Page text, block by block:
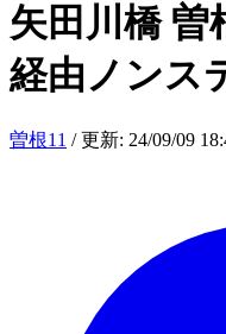
矢田川橋 曽
経由ノンス
曽根11 / 更新: 24/09/09